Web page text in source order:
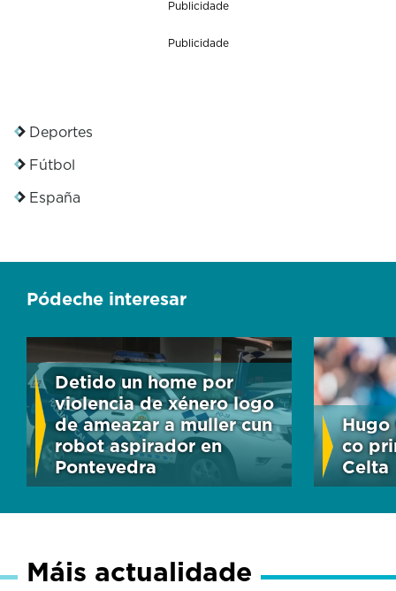
Publicidade
Publicidade
Deportes
Fútbol
España
Pódeche interesar
Detido un home por
violencia de xénero logo
de ameazar a muller cun
robot aspirador en
Pontevedra
Hugo
co
Celta
Máis actualidade